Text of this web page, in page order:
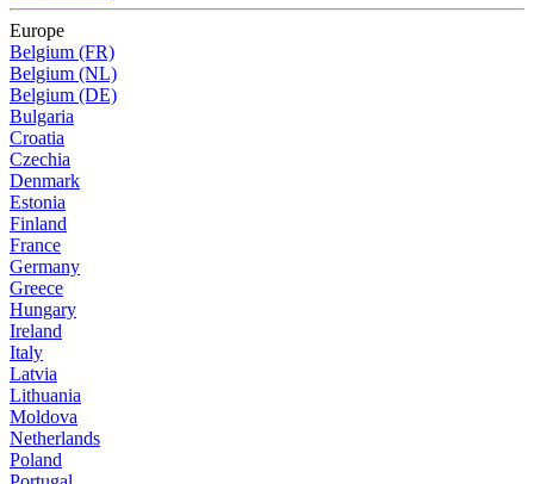
Europe
Belgium (FR)
Belgium (NL)
Belgium (DE)
Bulgaria
Croatia
Czechia
Denmark
Estonia
Finland
France
Germany
Greece
Hungary
Ireland
Italy
Latvia
Lithuania
Moldova
Netherlands
Poland